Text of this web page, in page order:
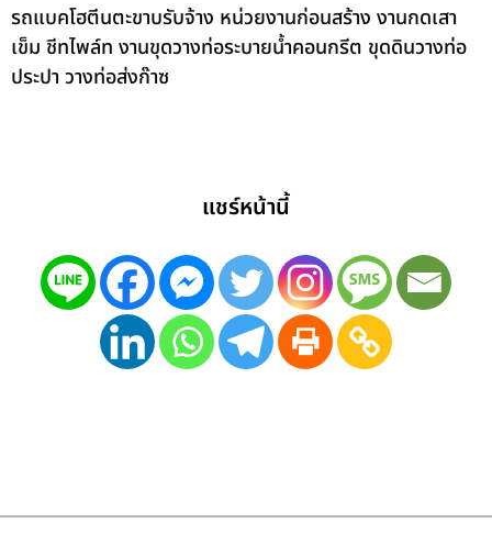
รถแบคโฮตีนตะขาบรับจ้าง หน่วยงานก่อนสร้าง งานกดเสา
เข็ม ชีทไพล์ท งานขุดวางท่อระบายน้ำคอนกรีต ขุดดินวางท่อ
ประปา วางท่อส่งก๊าซ
แชร์หน้านี้